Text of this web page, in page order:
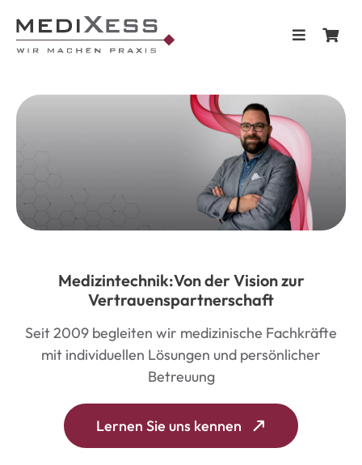
content
Toggle
Home
Blog &
Medizintechnik:Von der Vision zur
Vertrauenspartnerschaft
Seit 2009 begleiten wir medizinische Fachkräfte
mit individuellen Lösungen und persönlicher
Betreuung
Lernen Sie uns kennen